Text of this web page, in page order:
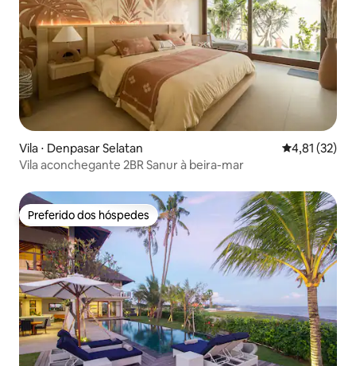
Vila ⋅ Denpasar Selatan 4,81 de uma
4,81 (32)
Vila aconchegante 2BR Sanur à beira-mar
Preferido dos hóspedes
Preferido dos hóspedes